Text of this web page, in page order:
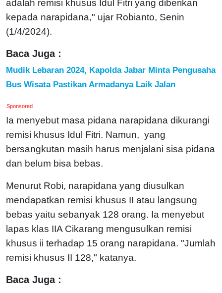
adalah remisi khusus Idul Fitri yang diberikan
kepada narapidana," ujar Robianto, Senin
(1/4/2024).
Baca Juga :
Mudik Lebaran 2024, Kapolda Jabar Minta Pengusaha
Bus Wisata Pastikan Armadanya Laik Jalan
Sponsored
Ia menyebut masa pidana narapidana dikurangi
remisi khusus Idul Fitri. Namun, yang
bersangkutan masih harus menjalani sisa pidana
dan belum bisa bebas.
Menurut Robi, narapidana yang diusulkan
mendapatkan remisi khusus II atau langsung
bebas yaitu sebanyak 128 orang. Ia menyebut
lapas klas IIA Cikarang mengusulkan remisi
khusus ii terhadap 15 orang narapidana. "Jumlah
remisi khusus II 128," katanya.
Baca Juga :